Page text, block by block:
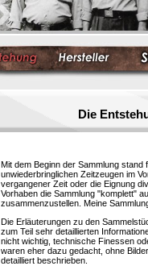
Die
Mit dem Beginn der Sammlung stand
unwiederbringlichen Zeitzeugen im
vergangener Zeit oder die Eignung
Vorhaben die Sammlung "komplett"
zusammenzustellen. Meine
Die Erläuterungen zu den
zum Teil sehr detaillierten
nicht wichtig, technische Finessen
waren eher dazu gedacht, ohne
detailliert beschrieben.